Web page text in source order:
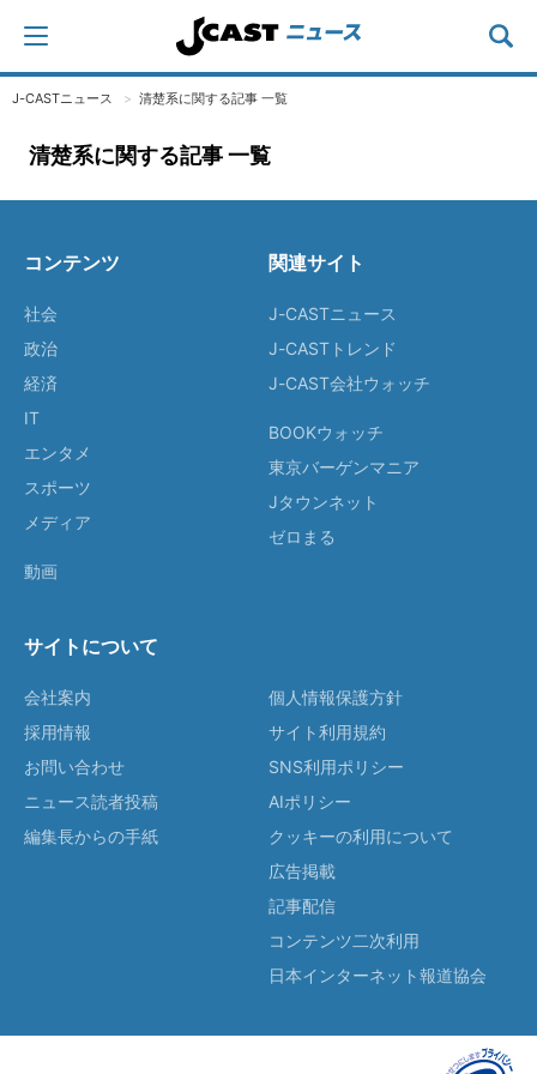
J-CASTニュース 清楚系に関する記事 一覧
清楚系に関する記事 一覧
コンテンツ
社会
政治
経済
IT
エンタメ
スポーツ
メディア
動画
関連サイト
J-CASTニュース
J-CASTトレンド
J-CAST会社ウォッチ
BOOKウォッチ
東京バーゲンマニア
Jタウンネット
ゼロまる
サイトについて
会社案内
採用情報
お問い合わせ
ニュース読者投稿
編集長からの手紙
個人情報保護方針
サイト利用規約
SNS利用ポリシー
AIポリシー
クッキーの利用について
広告掲載
記事配信
コンテンツ二次利用
日本インターネット報道協会